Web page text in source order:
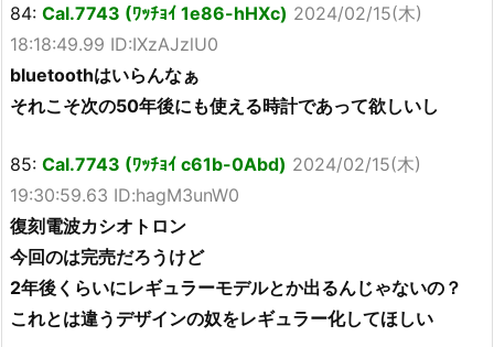
84: Cal.7743 (ﾜｯﾁｮｲ 1e86-hHXc) 2024/02/15(木)
18:18:49.99 ID:IXzAJzlU0
bluetoothはいらんなぁ
それこそ次の50年後にも使える時計であって欲しいし
85: Cal.7743 (ﾜｯﾁｮｲ c61b-0Abd) 2024/02/15(木)
19:30:59.63 ID:hagM3unW0
復刻電波カシオトロン
今回のは完売だろうけど
2年後くらいにレギュラーモデルとか出るんじゃないの？
これとは違うデザインの奴をレギュラー化してほしい